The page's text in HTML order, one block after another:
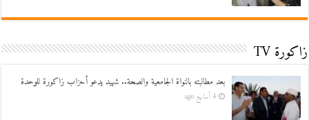
زاكورة TV
بعد مطالبته بالنواة الجامعية والصحة.. شهيد يدعو أحزاب زاكورة للوحدة
4 أسابيع ago